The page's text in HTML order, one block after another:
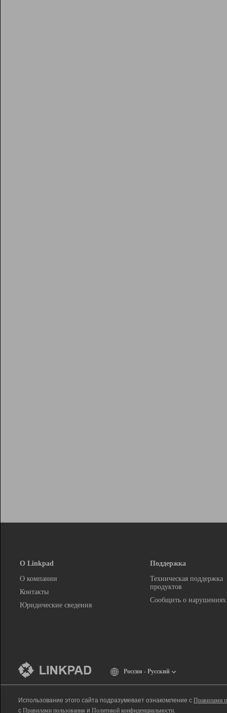
О Linkpad
О компании
Контакты
Юридические сведения
Поддержка
Техническая поддержка
продуктов
Сообщить о нарушениях
Россия - Русский
Использование этого сайта подразумевает ознакомление с Правилами
с Правилами пользования и Политикой конфиденциальности.